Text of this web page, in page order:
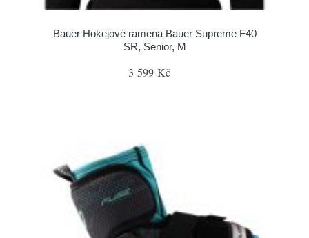
Bauer Hokejové ramena Bauer Supreme F40
SR, Senior, M
3 599 Kč